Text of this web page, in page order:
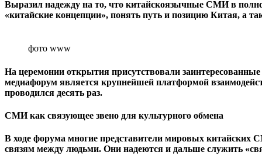
Выразил надежду на то, что китайскоязычные СМИ в
«китайские концепции», понять путь и позицию Китая, а
фото www
На церемонии открытия присутствовали
медиафорум является крупнейшей платформой
проводился десять раз.
СМИ как связующее звено для культурного обмена
В ходе форума многие представители мировых
связям между людьми. Они надеются и дальше служить